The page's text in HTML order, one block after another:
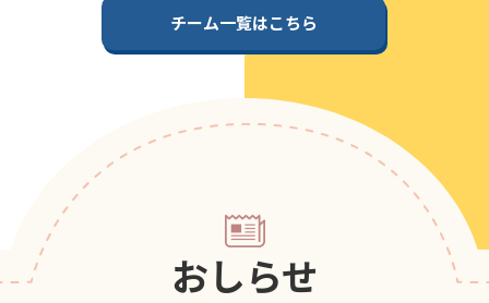
ポップアスリートカップ
ポップアスリートカップ
チーム一覧はこちら
おしらせ